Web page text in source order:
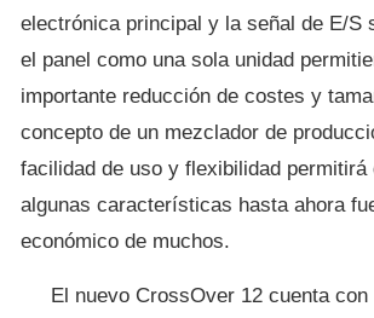
electrónica principal y la señal de E/S
el panel como una sola unidad
importante reducción de costes y
concepto de un mezclador de
facilidad de uso y flexibilidad permitirá
algunas características hasta ahora
económico de muchos.
El nuevo CrossOver 12 cuenta con